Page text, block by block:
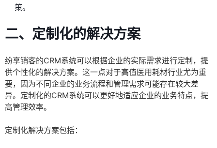
策。
二、定制化的解决方案
纷享销客的CRM系统可以根据企业的实际需求进行定制，提
供个性化的解决方案。这一点对于高值医用耗材行业尤为重
要，因为不同企业的业务流程和管理需求可能存在较大差
异。定制化的CRM系统可以更好地适应企业的业务特点，提
高管理效率。
定制化解决方案包括：